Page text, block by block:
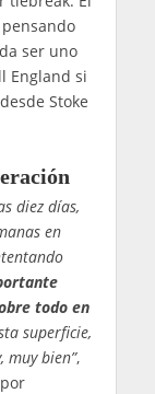
ser uno
England si
Stoke
diez días,
en
todo en
superficie,
muy bien”,